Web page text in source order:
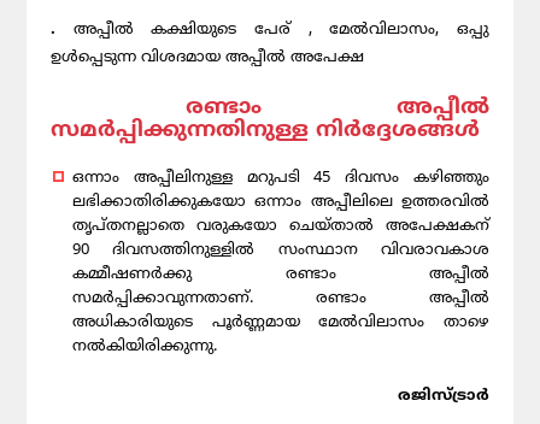
. അപ്പീൽ കക്ഷിയുടെ പേര് , മേൽവിലാസം, ഒപ്പു
ഉൾപ്പെടുന്ന വിശദമായ അപ്പീൽ അപേക്ഷ
രണ്ടാം അപ്പീൽ
സമർപ്പിക്കുന്നതിനുള്ള നിർദ്ദേശങ്ങൾ
ഒന്നാം അപ്പീലിനുള്ള മറുപടി 45 ദിവസം കഴിഞ്ഞും
ലഭിക്കാതിരിക്കുകയോ ഒന്നാം അപ്പീലിലെ ഉത്തരവിൽ
തൃപ്തനല്ലാതെ വരുകയോ ചെയ്‌താൽ അപേക്ഷകന്
90 ദിവസത്തിനുള്ളിൽ സംസ്ഥാന വിവരാവകാശ
കമ്മീഷണർക്കു രണ്ടാം അപ്പീൽ
സമർപ്പിക്കാവുന്നതാണ്. രണ്ടാം അപ്പീൽ
അധികാരിയുടെ പൂർണ്ണമായ മേൽവിലാസം താഴെ
നൽകിയിരിക്കുന്നു.
രജിസ്ട്രാർ